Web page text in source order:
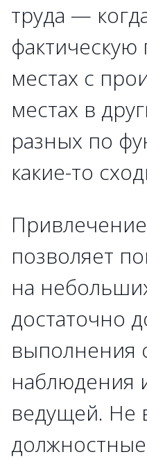
труда —
местах с
местах в
разных по
какие-то
позволяет
на
достаточно
выполнения
наблюдения
ведущей. Не